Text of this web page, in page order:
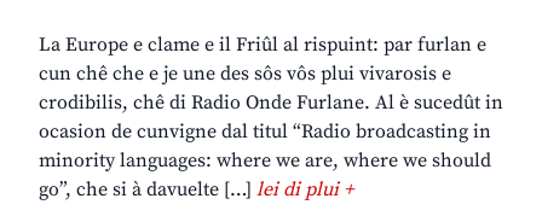
La Europe e clame e il Friûl al rispuint: par furlan e
cun chê che e je une des sôs vôs plui vivarosis e
crodibilis, chê di Radio Onde Furlane. Al è sucedût in
ocasion de cunvigne dal titul “Radio broadcasting in
minority languages: where we are, where we should
go”, che si à davuelte […] lei di plui +